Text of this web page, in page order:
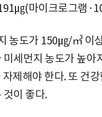
㎍(마이크로그램
농도가 150㎍/㎥ 이
세먼지 농도가 높아
제해야 한다. 또 건
이 좋다.